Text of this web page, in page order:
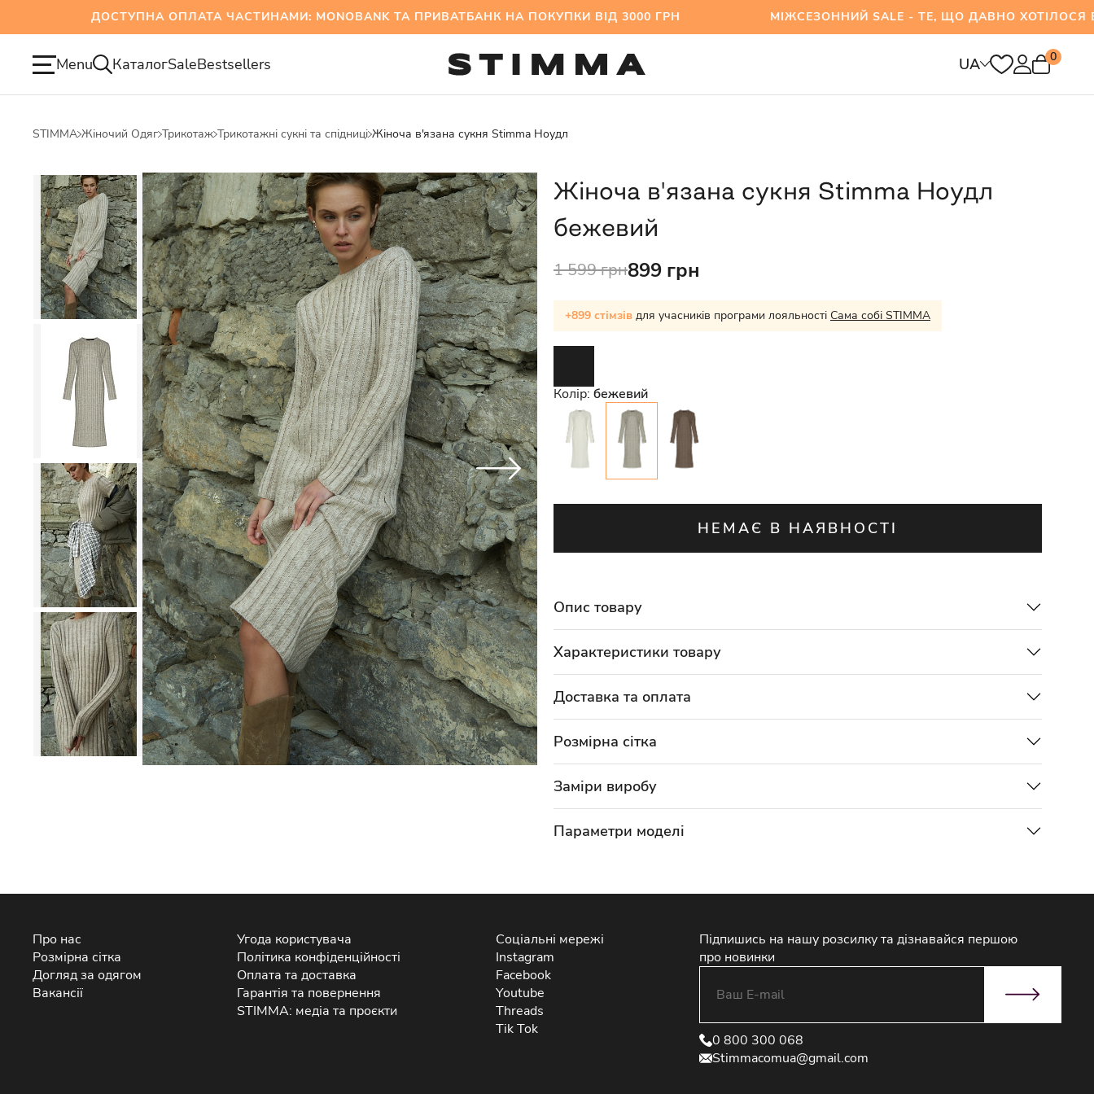
ДОСТУПНА ОПЛАТА ЧАСТИНАМИ: MONOBANK ТА ПРИВАТБАНК НА ПОКУПКИ ВІД 3000 ГРН МІЖСЕЗОННИЙ SALE - ТЕ, ЩО ДАВНО ХОТІЛОСЯ
Menu КаталогSaleBestsellers UA 0
STIMMA Жіночий Одяг Трикотаж Трикотажні сукні та спідниці Жіноча в'язана сукня Stimma Ноудл
Жіноча в'язана сукня Stimma Ноудл
бежевий
1 599 грн899 грн
+899 стімзів для учасників програми лояльності Сама собі STIMMA
Колір: бежевий
НЕМАЄ В НАЯВНОСТІ
Опис товару
Характеристики товару
Доставка та оплата
Розмірна сітка
Заміри виробу
Параметри моделі
Про нас
Розмірна сітка
Догляд за одягом
Вакансії
Угода користувача
Політика конфіденційності
Оплата та доставка
Гарантія та повернення
STIMMA: медіа та проєкти
Соціальні мережі
Instagram
Facebook
Youtube
Threads
Tik Tok
Підпишись на нашу розсилку та дізнавайся першою
про новинки
0 800 300 068
Stimmacomua@gmail.com